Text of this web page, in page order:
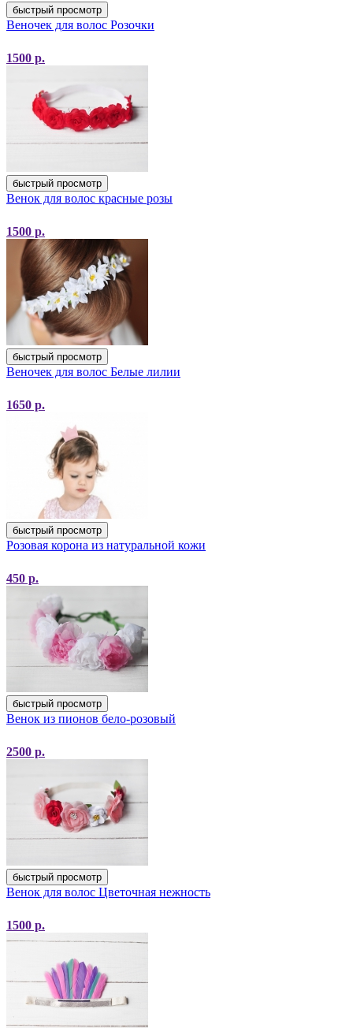
быстрый просмотр
Веночек для волос Розочки
1500 р.
быстрый просмотр
Венок для волос красные розы
1500 р.
быстрый просмотр
Веночек для волос Белые лилии
1650 р.
быстрый просмотр
Розовая корона из натуральной кожи
450 р.
быстрый просмотр
Венок из пионов бело-розовый
2500 р.
быстрый просмотр
Венок для волос Цветочная нежность
1500 р.